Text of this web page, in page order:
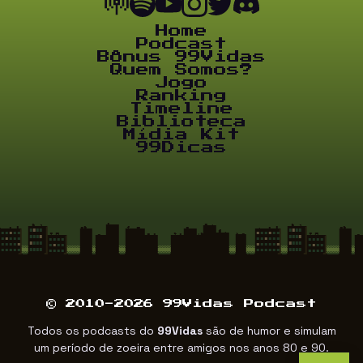
Home
Podcast
Bônus 99Vidas
Quem Somos?
Jogo
Ranking
Timeline
Biblioteca
Mídia Kit
99Dicas
© 2010-2026 99Vidas Podcast
Todos os podcasts do 99Vidassão de humor e simulam
um período de zoeira entre amigos nos anos 80 e 90.